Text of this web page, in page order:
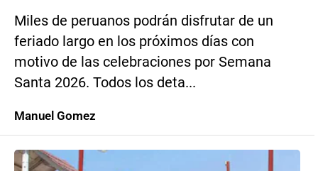
Miles de peruanos podrán disfrutar de un
feriado largo en los próximos días con
motivo de las celebraciones por Semana
Santa 2026. Todos los deta...
Manuel Gomez